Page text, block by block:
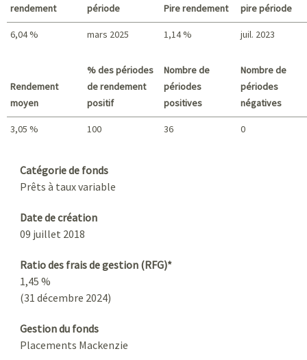
rendement
période
Pire rendement
pire période
6,04 % mars 2025 1,14 % juil. 2023
Rendement
moyen
% des périodes
de rendement
positif
Nombre de
périodes
positives
Nombre de
périodes
négatives
3,05 % 100 36 0
Catégorie de fonds
Prêts à taux variable
Date de création
09 juillet 2018
Ratio des frais de gestion (RFG)*
1,45 %
(31 décembre 2024)
Gestion du fonds
Placements Mackenzie